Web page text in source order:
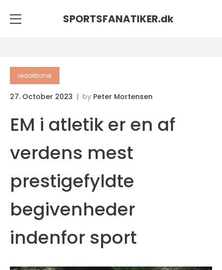
SPORTSFANATIKER.dk
redaktionel
27. October 2023 by Peter Mortensen
EM i atletik er en af
verdens mest
prestigefyldte
begivenheder
indenfor sport